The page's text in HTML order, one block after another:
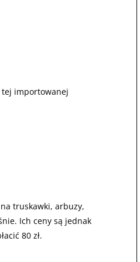
tej importowanej
truskawki, arbuzy,
Ich ceny są jednak
80 zł.